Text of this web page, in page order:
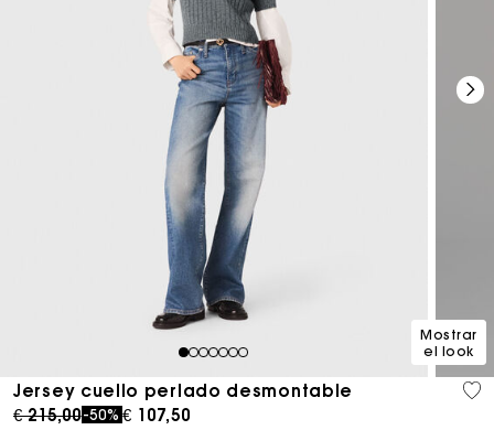
1234567
Mostrar
el look
Jersey cuello perlado desmontable
Price reduced from
€ 215,00to
-50% € 107,50